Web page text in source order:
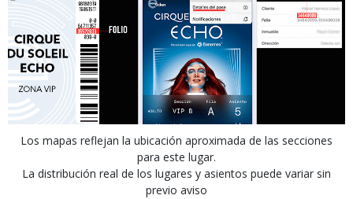
Los mapas reflejan la ubicación aproximada de las secciones
para este lugar.
La distribución real de los lugares y asientos puede variar sin
previo aviso